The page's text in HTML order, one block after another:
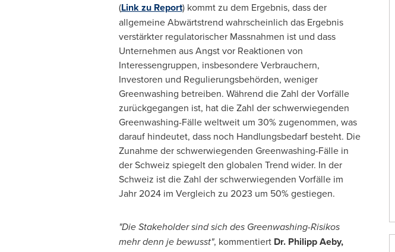
(Link zu Report) kommt zu dem Ergebnis, dass der
allgemeine Abwärtstrend wahrscheinlich das Ergebnis
verstärkter regulatorischer Massnahmen ist und dass
Unternehmen aus Angst vor Reaktionen von
Interessengruppen, insbesondere Verbrauchern,
Investoren und Regulierungsbehörden, weniger
Greenwashing betreiben. Während die Zahl der Vorfälle
zurückgegangen ist, hat die Zahl der schwerwiegenden
Greenwashing-Fälle weltweit um 30% zugenommen, was
darauf hindeutet, dass noch Handlungsbedarf besteht. Die
Zunahme der schwerwiegenden Greenwashing-Fälle in
der Schweiz spiegelt den globalen Trend wider. In der
Schweiz ist die Zahl der schwerwiegenden Vorfälle im
Jahr 2024 im Vergleich zu 2023 um 50% gestiegen.
"Die Stakeholder sind sich des Greenwashing-Risikos
mehr denn je bewusst", kommentiert Dr. Philipp Aeby,